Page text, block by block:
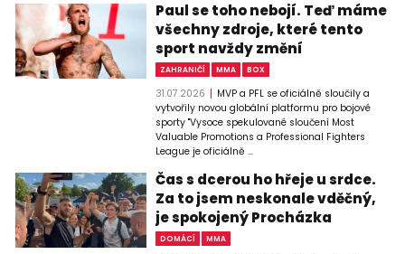
Paul se toho nebojí. Teď máme
všechny zdroje, které tento
sport navždy změní
ZAHRANIČÍ MMA BOX
31.07.2026
MVP a PFL se oficiálně sloučily a
vytvořily novou globální platformu pro bojové
sporty "Vysoce spekulované sloučení Most
Valuable Promotions a Professional Fighters
League je oficiálně ...
Čas s dcerou ho hřeje u srdce.
Za to jsem neskonale vděčný,
je spokojený Procházka
DOMÁCÍ MMA